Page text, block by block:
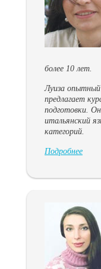
более 10 лет.
Луиза опытный
предлагает
подготовки.
итальянский
категорий.
Подробнее